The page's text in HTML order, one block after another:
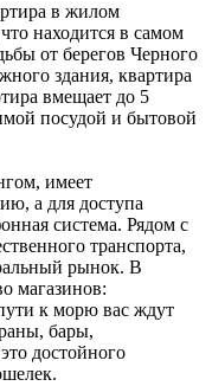
в жилом
находится в самом
от берегов Черного
здания, квартира
вмещает до 5
посудой и бытовой
имеет
а для доступа
система. Рядом с
транспорта,
рынок. В
магазинов:
к морю вас ждут
бары,
достойного